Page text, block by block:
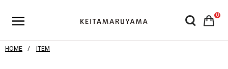
0
HOME ITEM